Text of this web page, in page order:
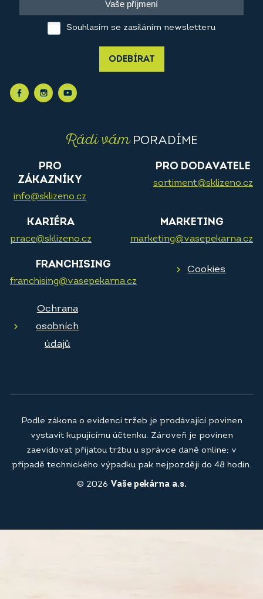
Souhlasím se zasíláním newsletteru
ODEBÍRAT
Rádi vámPORADÍME
PRO
ZÁKAZNÍKY
info@sklizeno.cz
PRO DODAVATELE
sortiment@sklizeno.cz
KARIÉRA
prace@sklizeno.cz
MARKETING
marketing@vasepekarna.cz
FRANCHISING
franchising@vasepekarna.cz
Cookies
Ochrana
osobních
údajů
© 2026 Vaše pekárna a.s.
Podle zákona o evidenci tržeb je prodávající povinen
vystavit kupujícímu účtenku. Zároveň je povinen
zaevidovat přijatou tržbu u správce daně online; v
případě technického výpadku pak nejpozději do 48 hodin.